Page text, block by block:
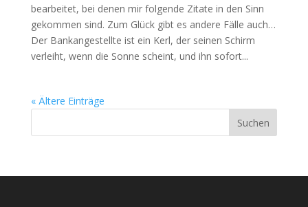
bearbeitet, bei denen mir folgende Zitate in den Sinn
gekommen sind. Zum Glück gibt es andere Fälle auch…
Der Bankangestellte ist ein Kerl, der seinen Schirm
verleiht, wenn die Sonne scheint, und ihn sofort...
« Ältere Einträge